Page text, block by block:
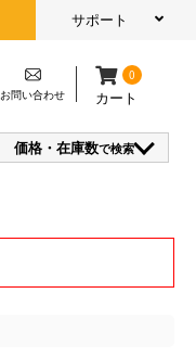
サポート
お問い合わせ
0
カート
価格・在庫数で検索